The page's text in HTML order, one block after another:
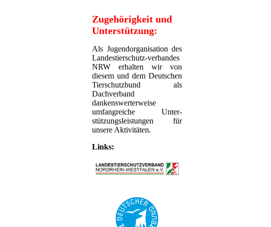
Zugehörigkeit und
Unterstützung:
Als Jugendorganisation des
Landestierschutz-verbandes
NRW erhalten wir von
diesem und dem Deutschen
Tierschutzbund als
Dachverband
dankenswerterweise
umfangreiche Unter-
stützungsleistungen für
unsere Aktivitäten.
Links: